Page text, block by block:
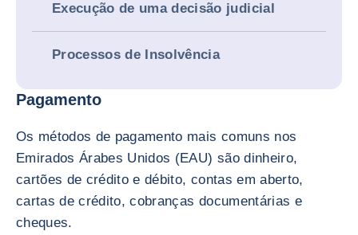
Execução de uma decisão judicial
Processos de Insolvência
Pagamento
Os métodos de pagamento mais comuns nos
Emirados Árabes Unidos (EAU) são dinheiro,
cartões de crédito e débito, contas em aberto,
cartas de crédito, cobranças documentárias e
cheques.